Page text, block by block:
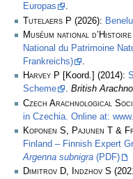
Europas
.
Tutelaers P (2026):
Muséum national
National du Patrimoine
Frankreichs)
.
Harvey P [Koord.] (2014):
Scheme
. British
Czech Arachnological
in Czechia. Online at:
Koponen S, Pajunen T &
Finland – Finnish Expert
Argenna subnigra (PDF)
Dimitrov D, Indzhov S